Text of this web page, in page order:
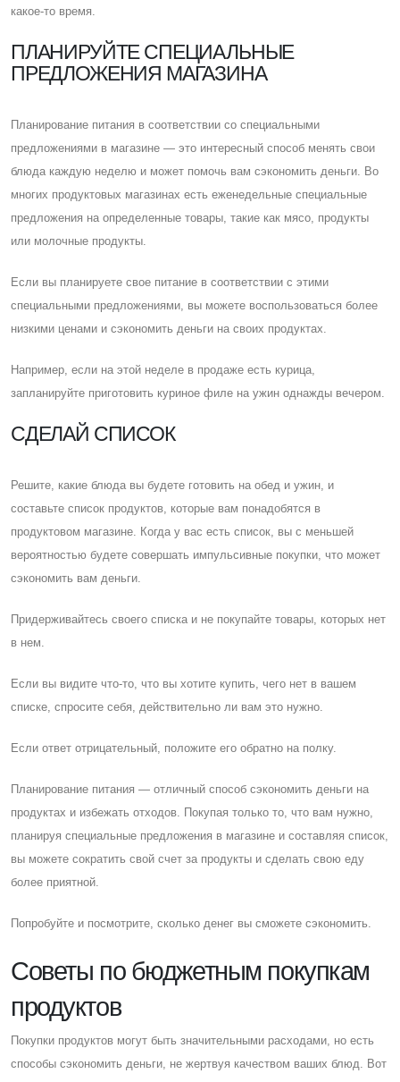
какое-то время.
ПЛАНИРУЙТЕ СПЕЦИАЛЬНЫЕ
ПРЕДЛОЖЕНИЯ МАГАЗИНА
Планирование питания в соответствии со специальными
предложениями в магазине — это интересный способ менять свои
блюда каждую неделю и может помочь вам сэкономить деньги. Во
многих продуктовых магазинах есть еженедельные специальные
предложения на определенные товары, такие как мясо, продукты
или молочные продукты.
Eсли вы планируете свое питание в соответствии с этими
специальными предложениями, вы можете воспользоваться более
низкими ценами и сэкономить деньги на своих продуктах.
Например, если на этой неделе в продаже есть курица,
запланируйте приготовить куриное филе на ужин однажды вечером.
CДЕЛАЙ СПИСОК
Решите, какие блюда вы будете готовить на обед и ужин, и
составьте список продуктов, которые вам понадобятся в
продуктовом магазине. Когда у вас есть список, вы с меньшей
вероятностью будете совершать импульсивные покупки, что может
сэкономить вам деньги.
Придерживайтесь своего списка и не покупайте товары, которых нет
в нем.
Eсли вы видите что-то, что вы хотите купить, чего нет в вашем
списке, спросите себя, действительно ли вам это нужно.
Eсли ответ отрицательный, положите его обратно на полку.
Планирование питания — отличный способ сэкономить деньги на
продуктах и ​​избежать отходов. Покупая только то, что вам нужно,
планируя специальные предложения в магазине и составляя список,
вы можете сократить свой счет за продукты и сделать свою еду
более приятной.
Попробуйте и посмотрите, сколько денег вы сможете сэкономить.
Cоветы по бюджетным покупкам
продуктов
Покупки продуктов могут быть значительными расходами, но есть
способы сэкономить деньги, не жертвуя качеством ваших блюд. Вот